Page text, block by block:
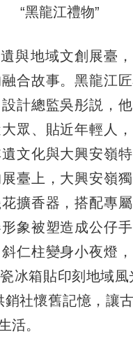
“黑龍江禮物”
與地域文創展臺
合故事。黑龍江
計總監吳彤説，
眾、貼近年輕人
文化與大興安嶺
臺上，大興安嶺
擴香器，搭配專
象被塑造成公仔
仁柱變身小夜燈
冰箱貼印刻地域風
銷社懷舊記憶，讓
活。